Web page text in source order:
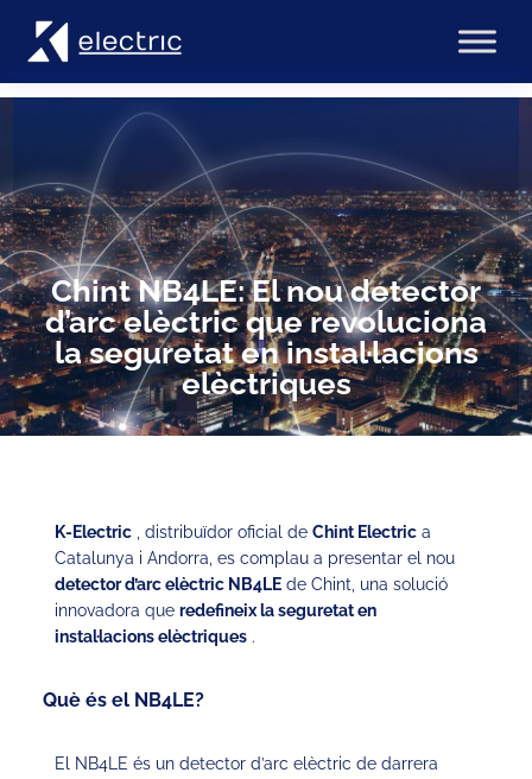
Chint NB4LE: El nou detector
d’arc elèctric que revoluciona
la seguretat en instal·lacions
elèctriques
K-Electric , distribuïdor oficial de Chint Electric a
Catalunya i Andorra, es complau a presentar el nou
detector d’arc elèctric NB4LE de Chint, una solució
innovadora que redefineix la seguretat en
instal·lacions elèctriques .
Què és el NB4LE?
El NB4LE és un detector d’arc elèctric de darrera